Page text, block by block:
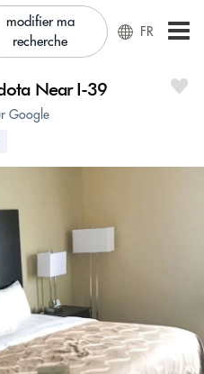
modifier ma
recherche
FR
Near I-39
Google